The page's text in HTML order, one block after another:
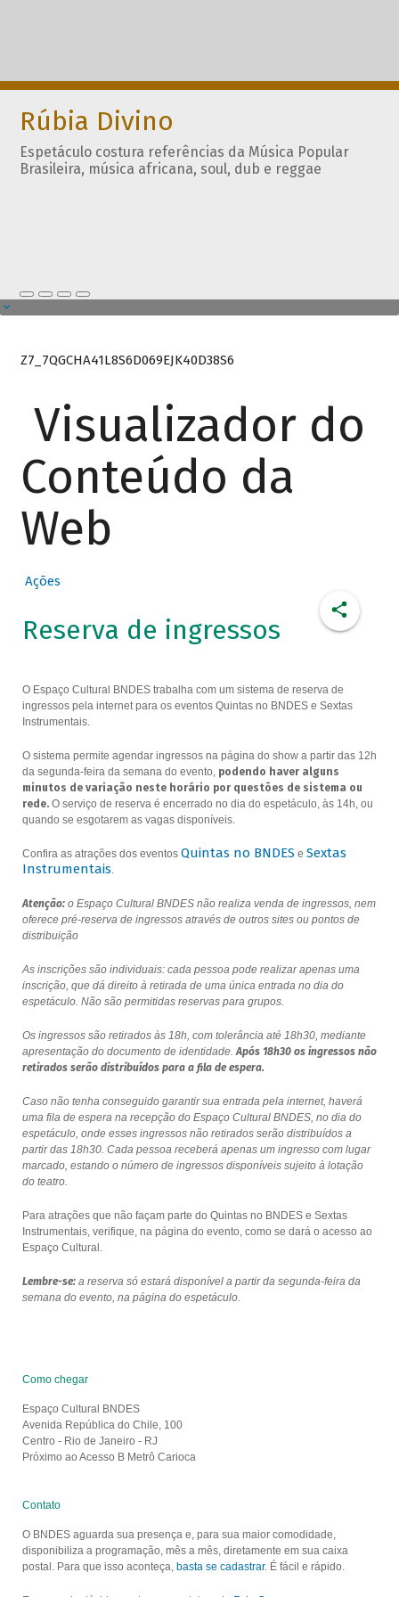
Rúbia Divino
Espetáculo costura referências da Música Popular
Brasileira, música africana, soul, dub e reggae
Z7_7QGCHA41L8S6D069EJK40D38S6
Visualizador do
Conteúdo da
Web
Ações
Reserva de ingressos
O Espaço Cultural BNDES trabalha com um sistema de reserva de
ingressos pela internet para os eventos Quintas no BNDES e Sextas
Instrumentais.
O sistema permite agendar ingressos na página do show a partir das 12h
da segunda-feira da semana do evento, podendo haver alguns
minutos de variação neste horário por questões de sistema ou
rede.O serviço de reserva é encerrado no dia do espetáculo, às 14h, ou
quando se esgotarem as vagas disponíveis.
Confira as atrações dos eventos Quintas no BNDES e Sextas
Instrumentais.
Atenção:o Espaço Cultural BNDES não realiza venda de ingressos, nem
oferece pré-reserva de ingressos através de outros sites ou pontos de
distribuição
As inscrições são individuais: cada pessoa pode realizar apenas uma
inscrição, que dá direito à retirada de uma única entrada no dia do
espetáculo. Não são permitidas reservas para grupos.
Os ingressos são retirados às 18h, com tolerância até 18h30, mediante
apresentação do documento de identidade.Após 18h30 os ingressos não
retirados serão distribuídos para a fila de espera.
Caso não tenha conseguido garantir sua entrada pela internet, haverá
uma fila de espera na recepção do Espaço Cultural BNDES, no dia do
espetáculo, onde esses ingressos não retirados serão distribuídos a
partir das 18h30. Cada pessoa receberá apenas um ingresso com lugar
marcado, estando o número de ingressos disponíveis sujeito à lotação
do teatro.
Para atrações que não façam parte do Quintas no BNDES e Sextas
Instrumentais, verifique, na página do evento, como se dará o acesso ao
Espaço Cultural.
Lembre-se:a reserva só estará disponível a partir da segunda-feira da
semana do evento, na página do espetáculo.
Como chegar
Espaço Cultural BNDES
Avenida República do Chile, 100
Centro - Rio de Janeiro - RJ
Próximo ao Acesso B Metrô Carioca
Contato
O BNDES aguarda sua presença e, para sua maior comodidade,
disponibiliza a programação, mês a mês, diretamente em sua caixa
postal. Para que isso aconteça, basta se cadastrar. É fácil e rápido.